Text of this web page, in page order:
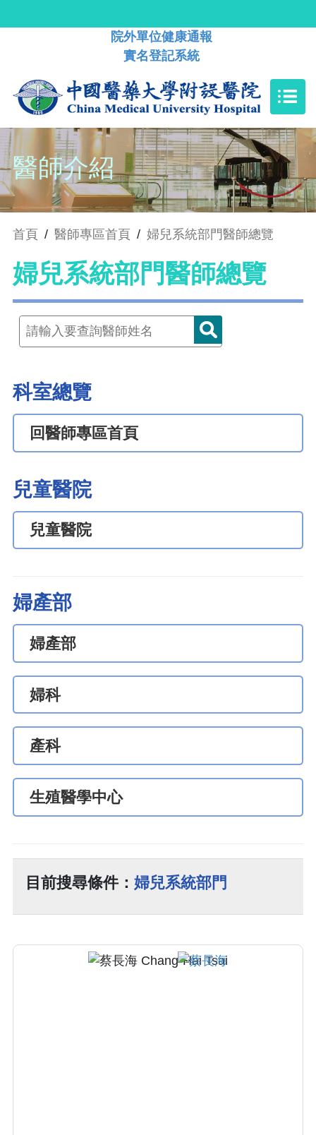
院外單位健康通報
實名登記系統
醫師介紹
首頁 / 醫師專區首頁 / 婦兒系統部門醫師總覽
婦兒系統部門醫師總覽
科室總覽
回醫師專區首頁
兒童醫院
兒童醫院
婦產部
婦產部
婦科
產科
生殖醫學中心
目前搜尋條件： 婦兒系統部門